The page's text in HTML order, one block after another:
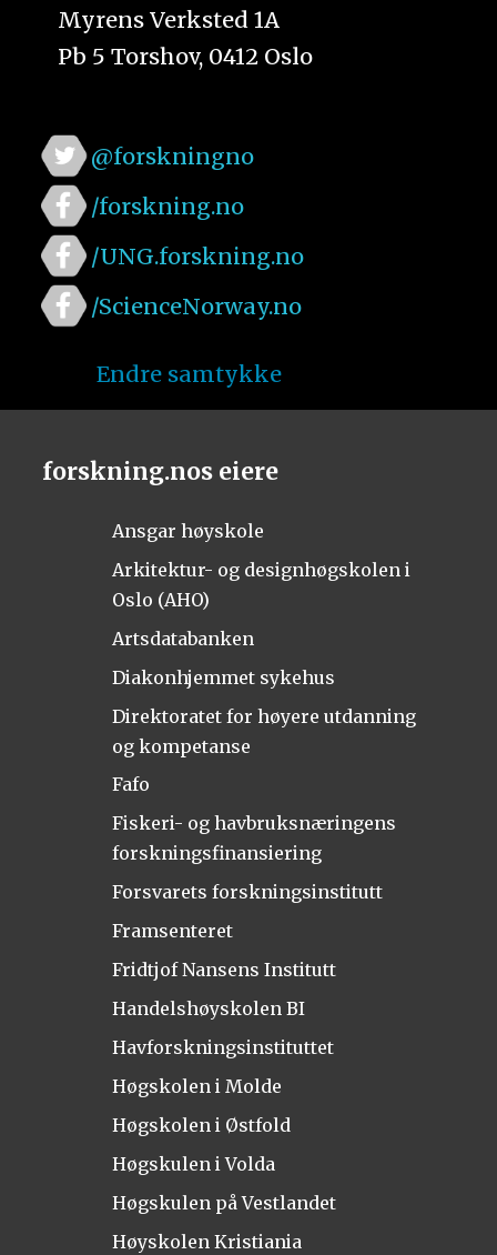
Myrens Verksted 1A
Pb 5 Torshov, 0412 Oslo
@forskningno
/forskning.no
/UNG.forskning.no
/ScienceNorway.no
Endre samtykke
forskning.nos eiere
Ansgar høyskole
Arkitektur- og designhøgskolen i
Oslo (AHO)
Artsdatabanken
Diakonhjemmet sykehus
Direktoratet for høyere utdanning
og kompetanse
Fafo
Fiskeri- og havbruksnæringens
forskningsfinansiering
Forsvarets forskningsinstitutt
Framsenteret
Fridtjof Nansens Institutt
Handelshøyskolen BI
Havforskningsinstituttet
Høgskolen i Molde
Høgskolen i Østfold
Høgskulen i Volda
Høgskulen på Vestlandet
Høyskolen Kristiania